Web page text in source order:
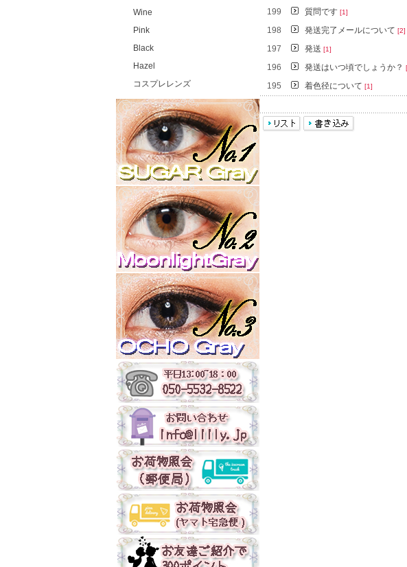
Wine
Pink
Black
Hazel
コスプレレンズ
199
質問です [1]
198
発送完了メールについて [2]
197
発送 [1]
196
発送はいつ頃でしょうか？
195
着色径について [1]